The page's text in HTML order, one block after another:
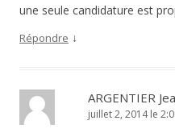
une seule candidature est
Répondre ↓
ARGENTIER
juillet 2, 2014 le